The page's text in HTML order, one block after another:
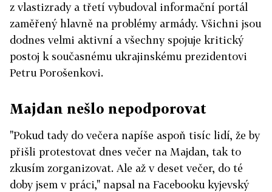
z vlastizrady a třetí vybudoval informační portál
zaměřený hlavně na problémy armády. Všichni jsou
dodnes velmi aktivní a všechny spojuje kritický
postoj k současnému ukrajinskému prezidentovi
Petru Porošenkovi.
Majdan nešlo nepodporovat
"Pokud tady do večera napíše aspoň tisíc lidí, že by
přišli protestovat dnes večer na Majdan, tak to
zkusím zorganizovat. Ale až v deset večer, do té
doby jsem v práci," napsal na Facebooku kyjevský